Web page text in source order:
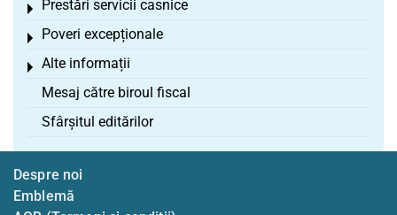
Prestări servicii casnice
Toggle menu
Poveri excepționale
Toggle menu
Alte informații
Toggle menu
Mesaj către biroul fiscal
Sfârșitul editărilor
Despre noi
Emblemă